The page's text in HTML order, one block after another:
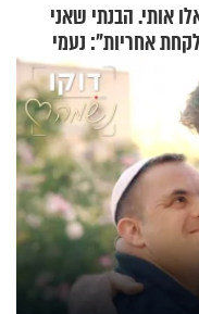
אותי. הבנתי שאני
אחריות": נעמי
אישי